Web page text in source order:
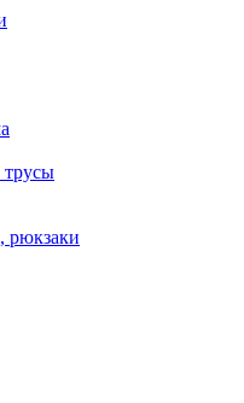
трусы
рюкзаки